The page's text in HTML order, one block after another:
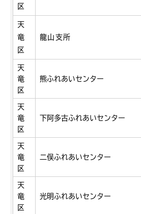
区
天
竜
区
龍山支所
天
竜
区
熊ふれあいセンター
天
竜
区
下阿多古ふれあいセンター
天
竜
区
二俣ふれあいセンター
天
竜
区
光明ふれあいセンター